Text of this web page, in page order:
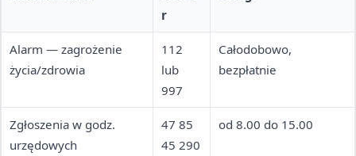
r
Alarm — zagrożenie
życia/zdrowia
112
lub
997
Całodobowo,
bezpłatnie
Zgłoszenia w godz.
urzędowych
47 85
45 290
od 8.00 do 15.00